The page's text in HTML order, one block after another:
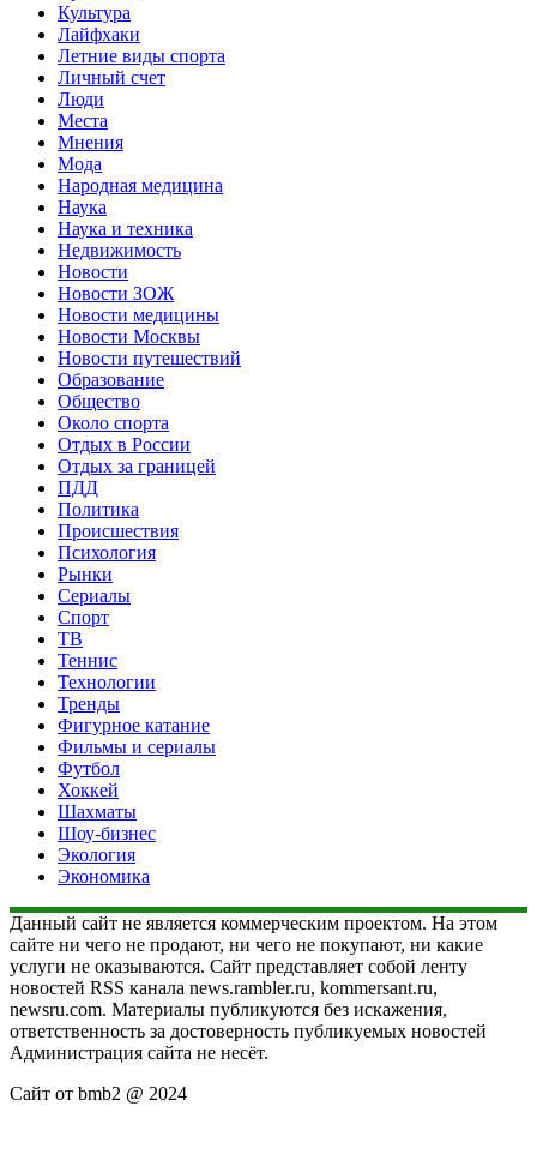
Культура
Лайфхаки
Летние виды спорта
Личный счет
Люди
Места
Мнения
Мода
Народная медицина
Наука
Наука и техника
Недвижимость
Новости
Новости ЗОЖ
Новости медицины
Новости Москвы
Новости путешествий
Образование
Общество
Около спорта
Отдых в России
Отдых за границей
ПДД
Политика
Происшествия
Психология
Рынки
Сериалы
Спорт
ТВ
Теннис
Технологии
Тренды
Фигурное катание
Фильмы и сериалы
Футбол
Хоккей
Шахматы
Шоу-бизнес
Экология
Экономика
Данный сайт не является коммерческим проектом. На этом
сайте ни чего не продают, ни чего не покупают, ни какие
услуги не оказываются. Сайт представляет собой ленту
новостей RSS канала news.rambler.ru, kommersant.ru,
newsru.com. Материалы публикуются без искажения,
ответственность за достоверность публикуемых новостей
Администрация сайта не несёт.
Сайт от bmb2 @ 2024